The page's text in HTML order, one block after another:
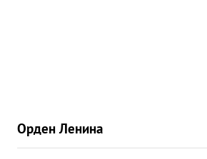
Орден Ленина